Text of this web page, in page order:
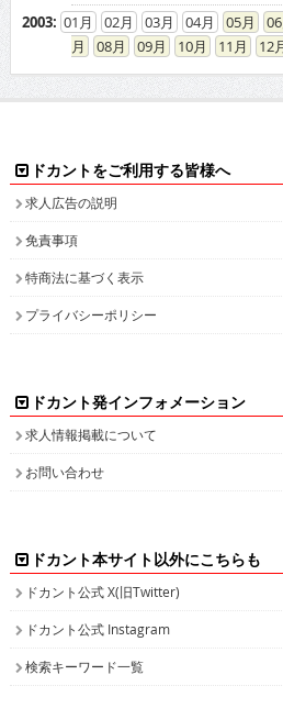
2003: 01 02 03 04 05 06
08
09 10 11 12
ドカントをご利用する皆様へ
求人広告の説明
免責事項
特商法に基づく表示
プライバシーポリシー
ドカント発インフォメーション
求人情報掲載について
お問い合わせ
ドカント本サイト以外にこちらも
ドカント公式 X(旧Twitter)
ドカント公式 Instagram
検索キーワード一覧